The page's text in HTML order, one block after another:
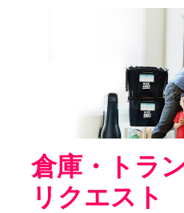
倉庫・トラ
リクエスト